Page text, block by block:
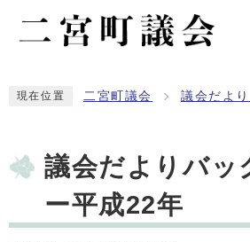
現在位置 二宮町議会 議会だより
議会だよりバッ
ー平成22年